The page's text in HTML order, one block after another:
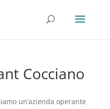
Cocciano
un’azienda operante